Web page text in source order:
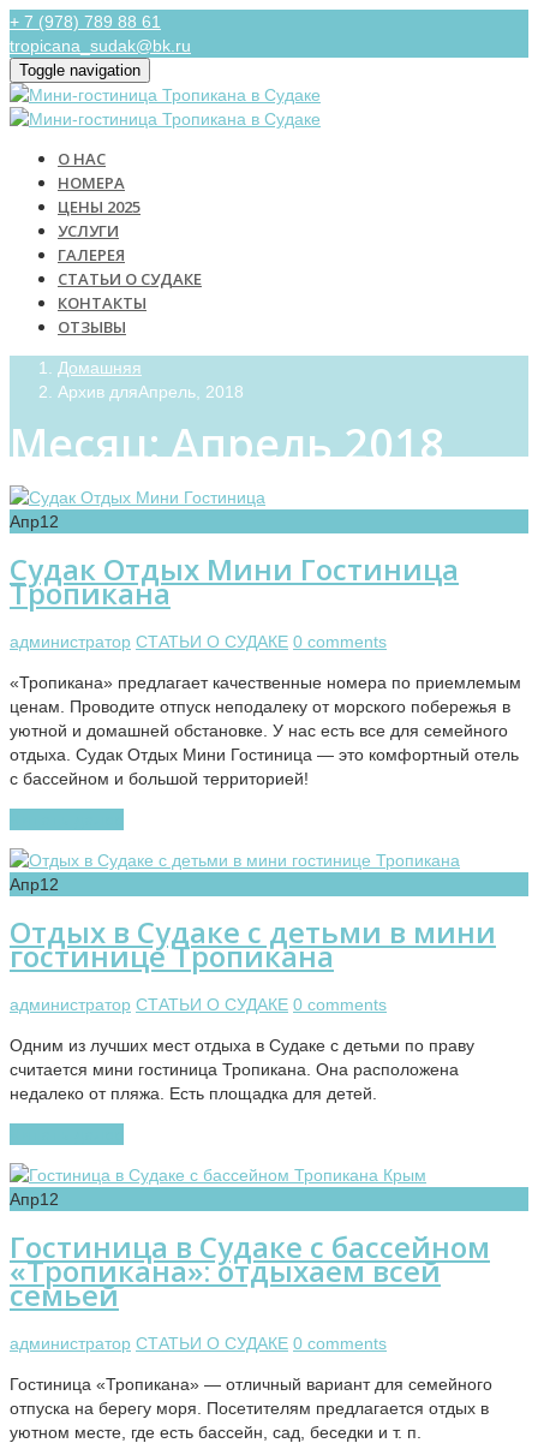
+ 7 (978) 789 88 61
tropicana_sudak@bk.ru
Toggle navigation
О НАС
НОМЕРА
ЦЕНЫ 2025
УСЛУГИ
ГАЛЕРЕЯ
СТАТЬИ О СУДАКЕ
КОНТАКТЫ
ОТЗЫВЫ
Домашняя
Архив дляАпрель, 2018
Месяц:Апрель 2018
Апр12
Судак Отдых Мини Гостиница
Тропикана
администратор СТАТЬИ О СУДАКЕ 0 comments
«Тропикана» предлагает качественные номера по приемлемым
ценам. Проводите отпуск неподалеку от морского побережья в
уютной и домашней обстановке. У нас есть все для семейного
отдыха. Судак Отдых Мини Гостиница — это комфортный отель
с бассейном и большой территорией!
Апр12
Отдых в Судаке с детьми в мини
гостинице Тропикана
администратор СТАТЬИ О СУДАКЕ 0 comments
Одним из лучших мест отдыха в Судаке с детьми по праву
считается мини гостиница Тропикана. Она расположена
недалеко от пляжа. Есть площадка для детей.
Апр12
Гостиница в Судаке с бассейном
«Тропикана»: отдыхаем всей
семьей
администратор СТАТЬИ О СУДАКЕ 0 comments
Гостиница «Тропикана» — отличный вариант для семейного
отпуска на берегу моря. Посетителям предлагается отдых в
уютном месте, где есть бассейн, сад, беседки и т. п.